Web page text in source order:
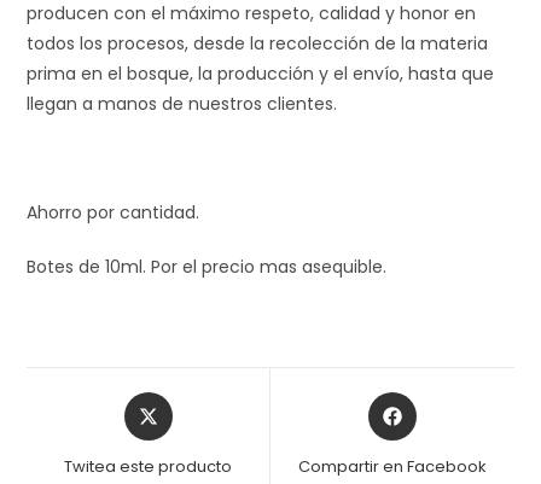
producen con el máximo respeto, calidad y honor en
todos los procesos, desde la recolección de la materia
prima en el bosque, la producción y el envío, hasta que
llegan a manos de nuestros clientes.
Ahorro por cantidad.
Botes de 10ml. Por el precio mas asequible.
Twitea este producto Compartir en Facebook